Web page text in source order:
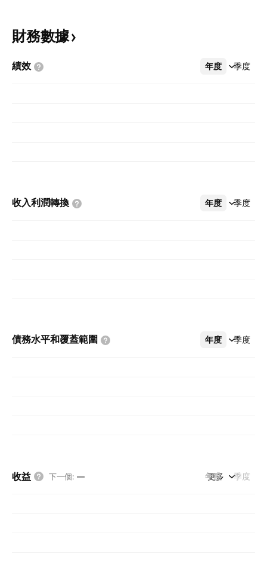
財務數據
績效 年度 季度
更多
收入利潤轉換 年度 季度
更多
債務水平和覆蓋範圍 年度 季度
更多
收益 下一個: — 年度 季度
更多